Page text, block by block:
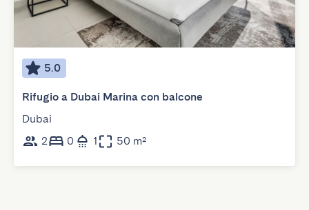
5.0
Rifugio a Dubai Marina con balcone
Dubai
2
0 1 50 m²